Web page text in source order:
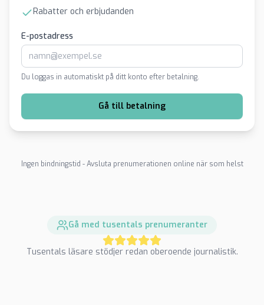
Rabatter och erbjudanden
E-postadress
Du loggas in automatiskt på ditt konto efter betalning.
Gå till betalning
Ingen bindningstid - Avsluta prenumerationen online när som helst
Gå med tusentals prenumeranter
Tusentals läsare stödjer redan oberoende journalistik.